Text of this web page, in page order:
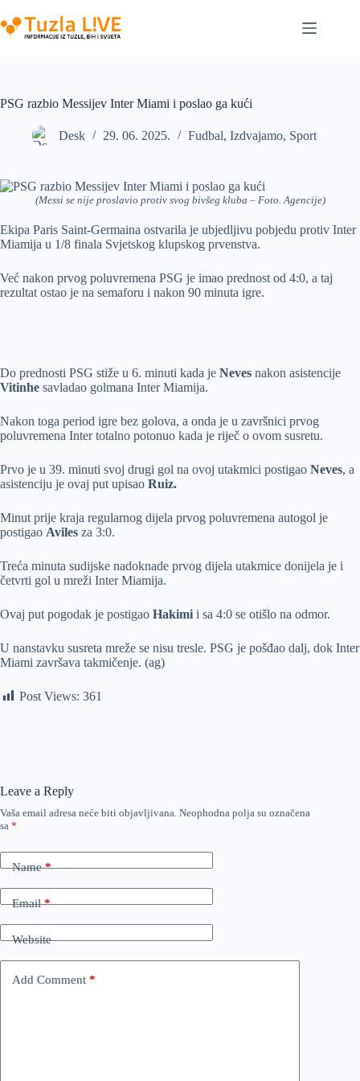
to
content
PSG razbio Messijev Inter Miami i poslao ga kući
Desk 29. 06. 2025. Fudbal, Izdvajamo, Sport
(Messi se nije proslavio protiv svog bivšeg kluba – Foto. Agencije)
Ekipa Paris Saint-Germaina ostvarila je ubjedljivu pobjedu protiv Inter
Miamija u 1/8 finala Svjetskog klupskog prvenstva.
Već nakon prvog poluvremena PSG je imao prednost od 4:0, a taj
rezultat ostao je na semaforu i nakon 90 minuta igre.
Do prednosti PSG stiže u 6. minuti kada je Neves nakon asistencije
Vitinhe savladao golmana Inter Miamija.
Nakon toga period igre bez golova, a onda je u završnici prvog
poluvremena Inter totalno potonuo kada je riječ o ovom susretu.
Prvo je u 39. minuti svoj drugi gol na ovoj utakmici postigao Neves, a
asistenciju je ovaj put upisao Ruiz.
Minut prije kraja regularnog dijela prvog poluvremena autogol je
postigao Aviles za 3:0.
Treća minuta sudijske nadoknade prvog dijela utakmice donijela je i
četvrti gol u mreži Inter Miamija.
Ovaj put pogodak je postigao Hakimi i sa 4:0 se otišlo na odmor.
U nanstavku susreta mreže se nisu tresle. PSG je pošđao dalj, dok Inter
Miami završava takmičenje. (ag)
Post Views: 361
Leave a Reply
Vaša email adresa neće biti objavljivana. Neophodna polja su označena
sa *
Name*
Email*
Website
Add Comment *